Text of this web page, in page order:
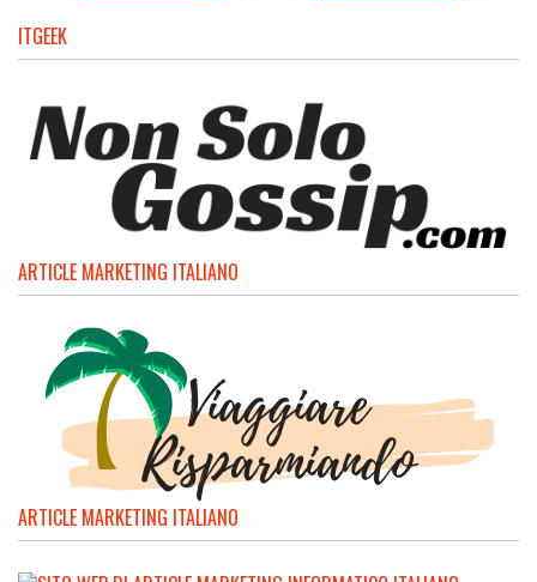
ITGEEK
ARTICLE MARKETING ITALIANO
ARTICLE MARKETING ITALIANO